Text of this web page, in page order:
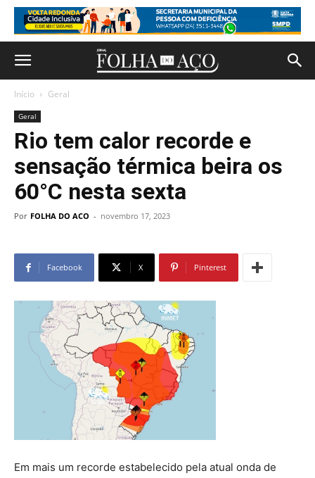
Início Geral
Geral
Rio tem calor recorde e
sensação térmica beira os
60°C nesta sexta
Por FOLHA DO ACO - novembro 17, 2023
Facebook X Pinterest
Em mais um recorde estabelecido pela atual onda de